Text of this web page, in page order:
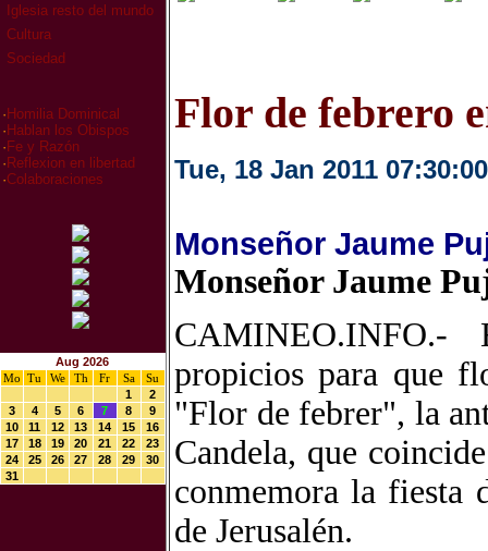
Iglesia resto del mundo
Cultura
Sociedad
· Homilia Dominical
· Hablan los Obispos
· Fe y Razón
· Reflexion en libertad
·Colaboraciones
Aug 2026
Mo
Tu We Th Fr Sa
Su
1
2
3
4 5 6 7 8
9
10
11 12 13 14 15
16
17
18 19 20 21 22
23
24
25 26 27 28 29
30
31
Flor de febrero
Tue, 18 Jan 2011 07:30:00
Monseñor Jaume
Monseñor Jaume
CAMINEO.INFO.-
propicios para que
"Flor de febrer", la
Candela, que
conmemora la fiesta
de Jerusalén.